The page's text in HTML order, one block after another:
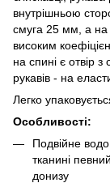
внутрішньою
смуга 25 мм, а на
високим
на спині є отвір
рукавів - на
Легко
Особливості:
Подвійне
тканині
донизу